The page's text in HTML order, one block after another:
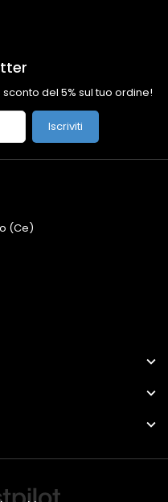
del 5% sul tuo ordine!
Iscriviti
(Ce)